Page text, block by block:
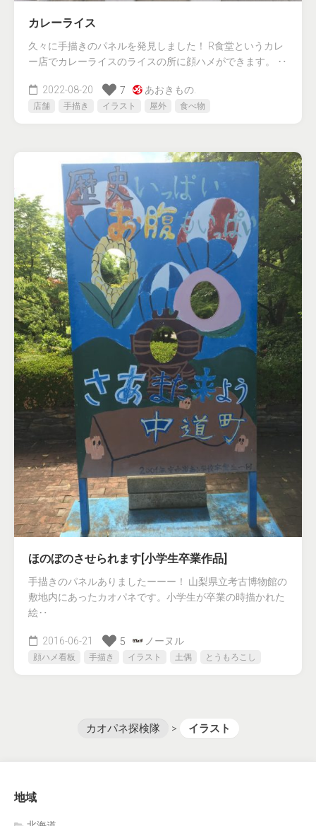
カレーライス
久々に手描きのパネルを発見しました！ R食堂というカレ
ー店でカレーライスのライスの所に顔ハメができます。 ‥
2022-08-20 7 あおきもの.
店舗 手描き イラスト 屋外 食べ物
ほのぼのさせられます[小学生卒業作品]
手描きのパネルありましたーーー！ 山梨県立考古博物館の
敷地内にあったカオパネです。小学生が卒業の時描かれた
絵‥
2016-06-21 5 ノーヌル
顔ハメ看板 手描き イラスト 土偶 とうもろこし
カオパネ探検隊 > イラスト
地域